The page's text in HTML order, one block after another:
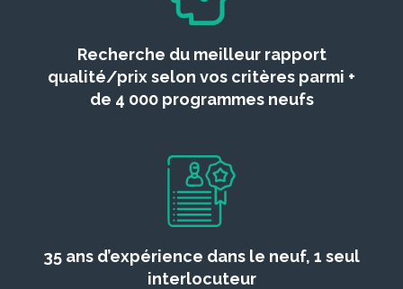
Recherche du meilleur rapport
qualité/prix selon vos critères parmi +
de 4 000 programmes neufs
35 ans d’expérience dans le neuf, 1 seul
interlocuteur